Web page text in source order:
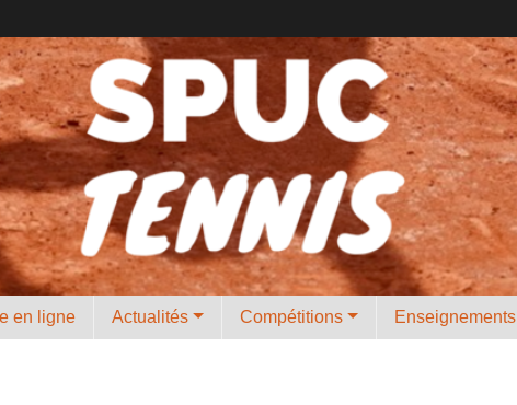
en ligne Actualités Compétitions Enseignements